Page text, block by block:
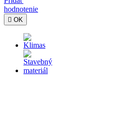
hodnotenie
 OK